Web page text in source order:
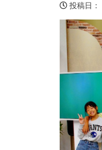
投稿日：